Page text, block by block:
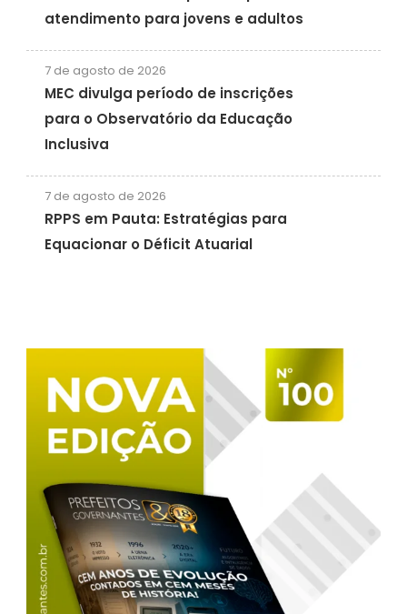
atendimento para jovens e adultos
7 de agosto de 2026
MEC divulga período de inscrições
para o Observatório da Educação
Inclusiva
7 de agosto de 2026
RPPS em Pauta: Estratégias para
Equacionar o Déficit Atuarial